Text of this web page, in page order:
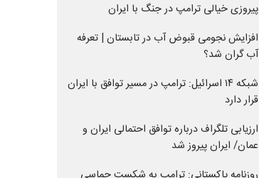
پیروزی خیالی ترامپ در جنگ با ایران
افزایش نجومی قبوض آب در تابستان | تعرفه
آب گران شد؟
شبکه ۱۴ اسرائیل: ترامپ در مسیر توافق با ایران
قرار دارد
ارزیابی تلگراف درباره توافق احتمالی ایران و
عمان/ ایران پیروز شد